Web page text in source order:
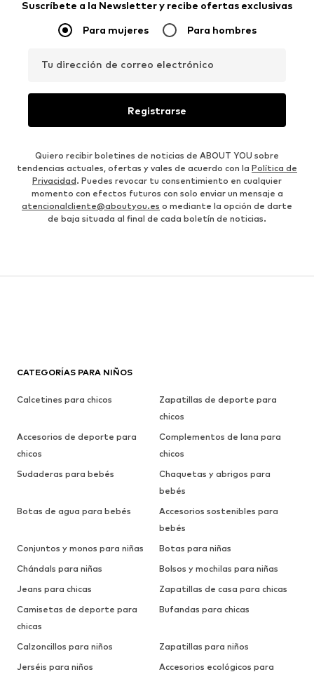
Suscríbete a la Newsletter y recibe ofertas exclusivas
Para mujeres Para hombres
Tu dirección de correo electrónico
Registrarse
Quiero recibir boletines de noticias de ABOUT YOU sobre
tendencias actuales, ofertas y vales de acuerdo con la Política de
Privacidad. Puedes revocar tu consentimiento en cualquier
momento con efectos futuros con solo enviar un mensaje a
atencionalcliente@aboutyou.es o mediante la opción de darte
de baja situada al final de cada boletín de noticias.
CATEGORÍAS PARA NIÑOS
Calcetines para chicos
Zapatillas de deporte para
chicos
Accesorios de deporte para
chicos
Complementos de lana para
chicos
Sudaderas para bebés
Chaquetas y abrigos para
bebés
Botas de agua para bebés
Accesorios sostenibles para
bebés
Conjuntos y monos para niñas
Botas para niñas
Chándals para niñas
Bolsos y mochilas para niñas
Jeans para chicas
Zapatillas de casa para chicas
Camisetas de deporte para
chicas
Bufandas para chicas
Calzoncillos para niños
Zapatillas para niños
Jerséis para niños
Accesorios ecológicos para